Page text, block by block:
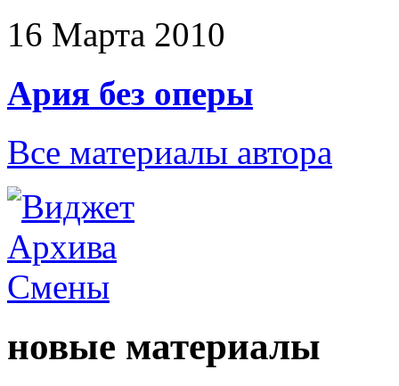
16 Марта 2010
Ария без оперы
Все материалы автора
новые материалы